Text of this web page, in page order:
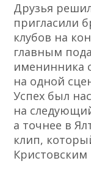
Друзья
пригласили
клубов на
главным
именинника
на одной
Успех был
на
а точнее в
клип,